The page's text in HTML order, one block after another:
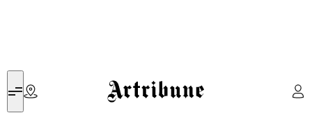
Artribune